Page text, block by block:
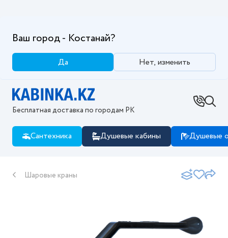
Ваш город - Костанай?
Да Нет, изменить
Бесплатная доставка по городам РК
Сантехника Душевые кабины Душевые
Шаровые краны